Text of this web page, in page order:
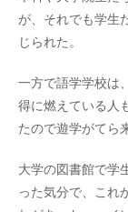
が、それでも学生
じられた。
一方で語学学校は
得に燃えている人
たので遊学がてら
大学の図書館で学
った気分で、これ